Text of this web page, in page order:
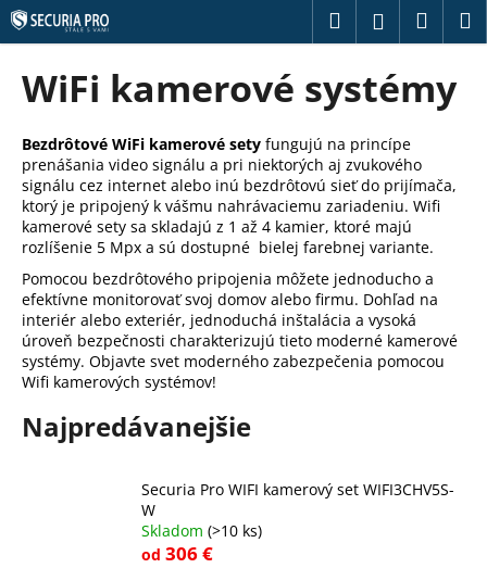
Prejsť
na
obsah
Hľadať
WiFi kamerové systémy
Bezdrôtové WiFi kamerové sety fungujú na princípe
prenášania video signálu a pri niektorých aj zvukového
signálu cez internet alebo inú bezdrôtovú sieť do prijímača,
ktorý je pripojený k vášmu nahrávaciemu zariadeniu. Wifi
kamerové sety sa skladajú z 1 až 4 kamier, ktoré majú
rozlíšenie 5 Mpx a sú dostupné bielej farebnej variante.
Pomocou bezdrôtového pripojenia môžete jednoducho a
efektívne monitorovať svoj domov alebo firmu. Dohľad na
interiér alebo exteriér, jednoduchá inštalácia a vysoká
úroveň bezpečnosti charakterizujú tieto moderné kamerové
systémy. Objavte svet moderného zabezpečenia pomocou
Wifi kamerových systémov!
Najpredávanejšie
Securia Pro WIFI kamerový set WIFI3CHV5S-
W
Skladom (>10 ks)
od 306 €
K
o
o
p
o
t
r
e
b
u
j
t